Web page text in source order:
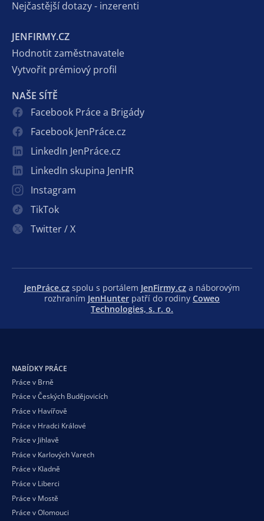
Nejčastější dotazy - inzerenti
JENFIRMY.CZ
Hodnotit zaměstnavatele
Vytvořit prémiový profil
NAŠE SÍTĚ
Facebook Práce a Brigády
Facebook JenPráce.cz
LinkedIn JenPráce.cz
LinkedIn skupina JenHR
Instagram
TikTok
Twitter / X
JenPráce.cz spolu s portálem JenFirmy.cz a náborovým
rozhraním JenHunter patří do rodiny Coweo
Technologies, s. r. o.
NABÍDKY PRÁCE
Práce v Brně
Práce v Českých Budějovicích
Práce v Havířově
Práce v Hradci Králové
Práce v Jihlavě
Práce v Karlových Varech
Práce v Kladně
Práce v Liberci
Práce v Mostě
Práce v Olomouci